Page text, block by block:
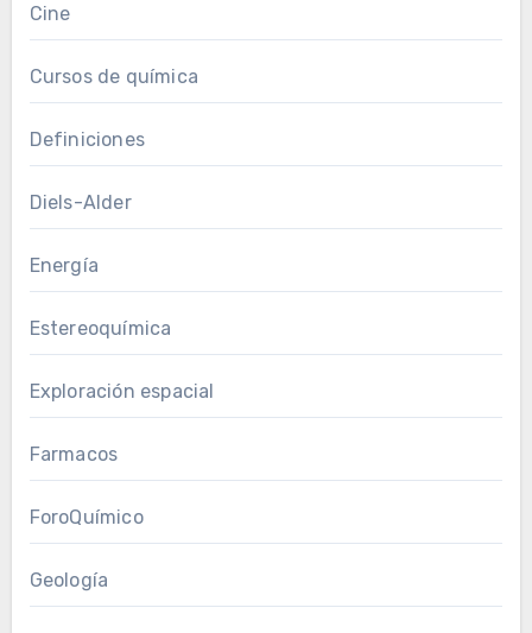
Cine
Cursos de química
Definiciones
Diels-Alder
Energía
Estereoquímica
Exploración espacial
Farmacos
ForoQuímico
Geología